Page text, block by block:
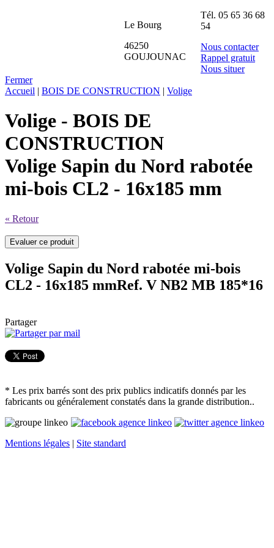
Le Bourg
46250
GOUJOUNAC
Tél. 05 65 36 68
54
Nous contacter
Rappel gratuit
Nous situer
Fermer
Accueil | BOIS DE CONSTRUCTION | Volige
Volige - BOIS DE
CONSTRUCTION
Volige Sapin du Nord rabotée
mi-bois CL2 - 16x185 mm
« Retour
Volige Sapin du Nord rabotée mi-bois
CL2 - 16x185 mmRef. V NB2 MB 185*16
Partager
* Les prix barrés sont des prix publics indicatifs donnés par les
fabricants ou généralement constatés dans la grande distribution..
Mentions légales | Site standard